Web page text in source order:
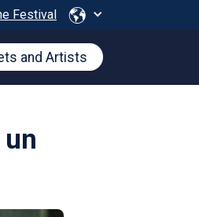
Festival
and Artists